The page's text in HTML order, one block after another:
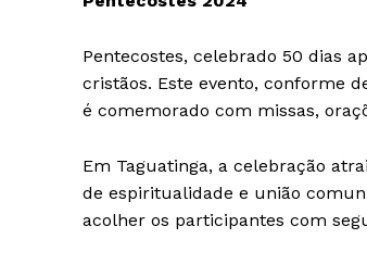
Pentecostes, celebrado 50 dias
cristãos. Este evento, conforme
é comemorado com missas,
Em Taguatinga, a celebração
de espiritualidade e união
acolher os participantes com